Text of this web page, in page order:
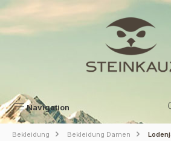
Zum Hauptinhalt springen
Navigation
Bekleidung Bekleidung Damen